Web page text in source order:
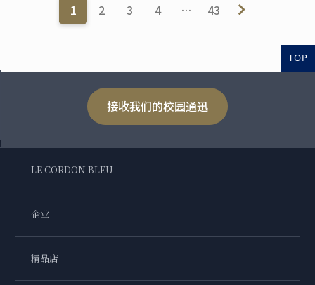
1 2 3 4 … 43
TOP
接收我们的校园通迅
LE CORDON BLEU
企业
精品店